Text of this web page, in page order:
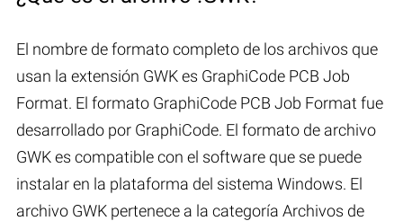
El nombre de formato completo de los archivos que
usan la extensión GWK es GraphiCode PCB Job
Format. El formato GraphiCode PCB Job Format fue
desarrollado por GraphiCode. El formato de archivo
GWK es compatible con el software que se puede
instalar en la plataforma del sistema Windows. El
archivo GWK pertenece a la categoría Archivos de